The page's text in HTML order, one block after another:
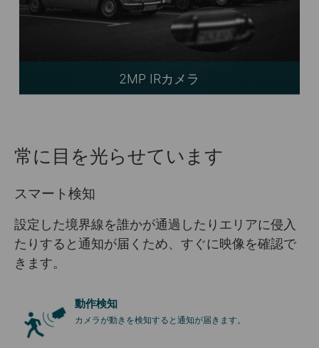
2MP IRカメラ
常に目を光らせています
スマート検知
設定した境界線を誰かが通過したりエリアに侵入
たりすると通知が届くため、すぐに映像を確認で
きます。
動作検知
カメラが動きを検知すると通知が届きます。